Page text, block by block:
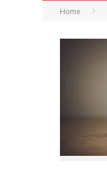
Home